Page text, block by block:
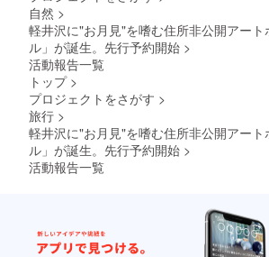
自然 >
軽井沢に"お月見"を嗜む住所非公開アー
ル」が誕生。先行予約開始 >
活動報告一覧
トップ >
プロジェクトをさがす >
旅行 >
軽井沢に"お月見"を嗜む住所非公開アー
ル」が誕生。先行予約開始 >
活動報告一覧